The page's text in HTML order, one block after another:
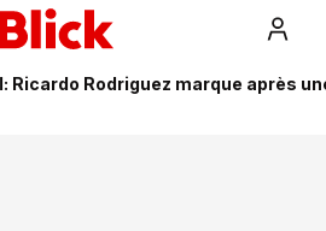
Ricardo Rodriguez marque après